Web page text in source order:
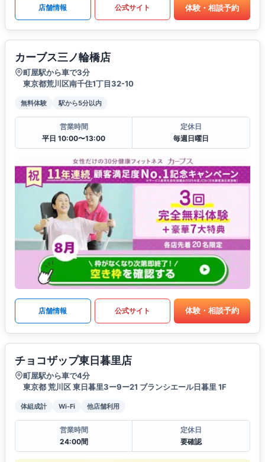
店舗情報 公式サイト 体験・相談予約
カーブス三ノ輪橋店
町屋駅から車で3分
東京都荒川区南千住1丁目32-10
無料体験 駅から5分以内
営業時間
平日 10:00〜13:00
定休日
毎週日曜日
店舗情報 公式サイト 体験・相談予約
チョコザップ東日暮里店
町屋駅から車で4分
東京都 荒川区 東日暮里3ー9ー21 ブランシエール日暮里 1F
体組成計 Wi-Fi 他店舗利用
営業時間
24:00間
定休日
要確認